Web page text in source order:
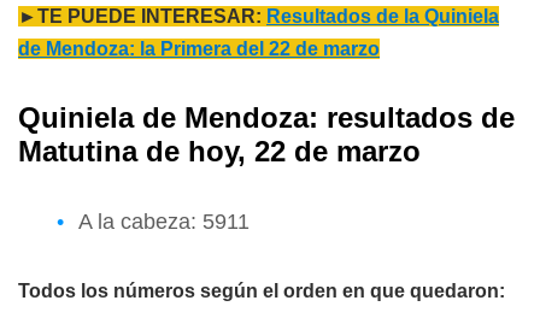
►TE PUEDE INTERESAR: Resultados de la Quiniela
de Mendoza: la Primera del 22 de marzo
Quiniela de Mendoza: resultados de
Matutina de hoy, 22 de marzo
A la cabeza: 5911
Todos los números según el orden en que quedaron: